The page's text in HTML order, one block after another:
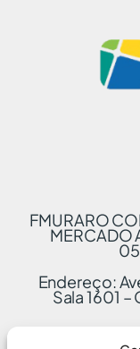
FMURARO
MERCADO
Endereço:
Sala 1601